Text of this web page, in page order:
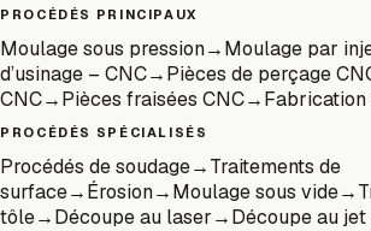
PROCÉDÉS PRINCIPAUX
Moulage sous pression→Moulage par
d’usinage – CNC→Pièces de perçage
CNC→Pièces fraisées CNC→Fabrication
PROCÉDÉS SPÉCIALISÉS
Procédés de soudage→Traitements de
surface→Érosion→Moulage sous vide→
tôle→Découpe au laser→Découpe au jet